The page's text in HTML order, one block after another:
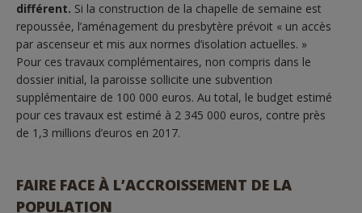
différent. Si la construction de la chapelle de semaine est
repoussée, l’aménagement du presbytère prévoit « un accès
par ascenseur et mis aux normes d’isolation actuelles. »
Pour ces travaux complémentaires, non compris dans le
dossier initial, la paroisse sollicite une subvention
supplémentaire de 100 000 euros. Au total, le budget estimé
pour ces travaux est estimé à 2 345 000 euros, contre près
de 1,3 millions d’euros en 2017.
FAIRE FACE À L’ACCROISSEMENT DE LA
POPULATION